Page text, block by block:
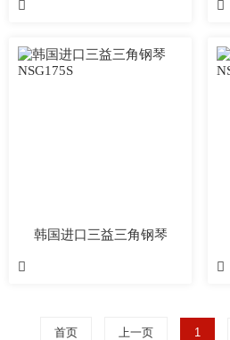
 
韩国进口三益三角钢琴
 
首页 上一页 1